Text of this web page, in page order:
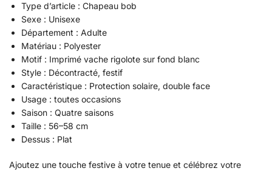
Type d’article : Chapeau bob
Sexe : Unisexe
Département : Adulte
Matériau : Polyester
Motif : Imprimé vache rigolote sur fond blanc
Style : Décontracté, festif
Caractéristique : Protection solaire, double face
Usage : toutes occasions
Saison : Quatre saisons
Taille : 56–58 cm
Dessus : Plat
Ajoutez une touche festive à votre tenue et célébrez votre